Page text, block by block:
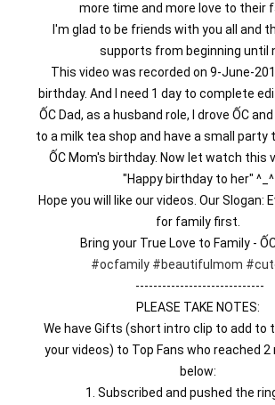
more time and more love to their
I'm glad to be friends with you all and
supports from beginning until
This video was recorded on 9-June-
birthday. And I need 1 day to complete
ỐC Dad, as a husband role, I drove ỐC
to a milk tea shop and have a small party
ỐC Mom's birthday. Now let watch this
"Happy birthday to her" ^_^
Hope you will like our videos. Our Slogan:
for family first.
Bring your True Love to Family -
#ocfamily #beautifulmom
-----------------------------
PLEASE TAKE NOTES:
your videos) to Top Fans who reached
below:
1. Subscribed and pushed the